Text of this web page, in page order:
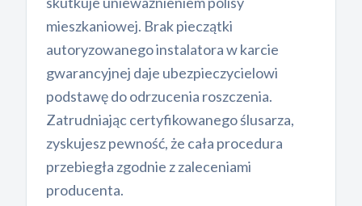
mieszkaniowej. Brak pieczątki
autoryzowanego instalatora w karcie
gwarancyjnej daje ubezpieczycielowi
podstawę do odrzucenia roszczenia.
Zatrudniając certyfikowanego ślusarza,
zyskujesz pewność, że cała procedura
przebiegła zgodnie z zaleceniami
producenta.